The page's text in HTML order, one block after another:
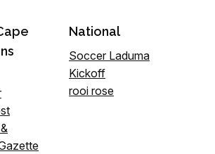
National
Soccer Laduma
Kickoff
rooi rose